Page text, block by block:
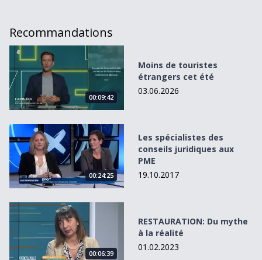
Recommandations
Moins de touristes étrangers cet été
00:09:42
Moins de touristes
étrangers cet été
03.06.2026
Les spécialistes des conseils juridiques aux PME
00:24:25
Les spécialistes des
conseils juridiques aux
PME
19.10.2017
RESTAURATION: Du mythe à la réalité
00:06:39
RESTAURATION: Du mythe
à la réalité
01.02.2023